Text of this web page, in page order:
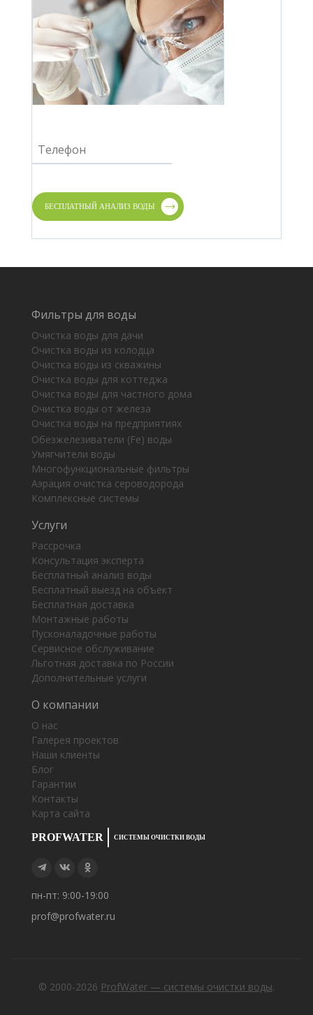
Фильтры для воды
Очистка воды для дачи
Очистка воды из колодца
Очистка воды из скважины
Очистка воды для коттеджа
Очистка воды для частного дома
Очистка воды от железа
Очистка воды на предприятиях
Обезжелезиватели (Fe) воды
Умягчители воды
Многофункциональные фильтры
Аэрация очистка сероводорода
Комплексные системы
Услуги
Рассрочка
Консультация эксперта
Бесплатный анализ воды
Бесплатный выезд на объект
Бесплатная доставка
Монтажные работы
Пусконаладочные работы
Сервисное обслуживание
Льготная доставка по России
Дополнительные услуги
О компании
О нас
Галерея проектов
Наши клиенты
Блог
Гарантии
Контакты
Карта сайта
PROFWATER СИСТЕМЫ ОЧИСТКИ ВОДЫ
пн-пт: 9:00-19:00
prof@profwater.ru
© 2000-2026 ProfWater — системы очистки воды.